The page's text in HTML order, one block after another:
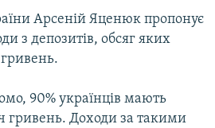
Арсеній Яценюк пропонує
з депозитів, обсяг яких
90% українців мають
гривень. Доходи за такими